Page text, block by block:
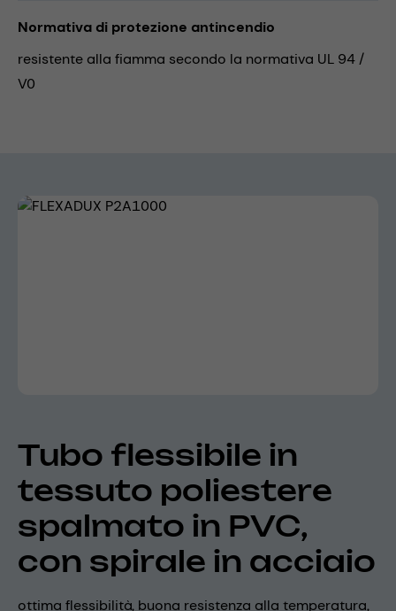
Normativa di protezione antincendio
resistente alla fiamma secondo la normativa UL 94 /
V0
Skip image gallery
Tubo flessibile in
tessuto poliestere
spalmato in PVC,
con spirale in acciaio
ottima flessibilità, buona resistenza alla temperatura,